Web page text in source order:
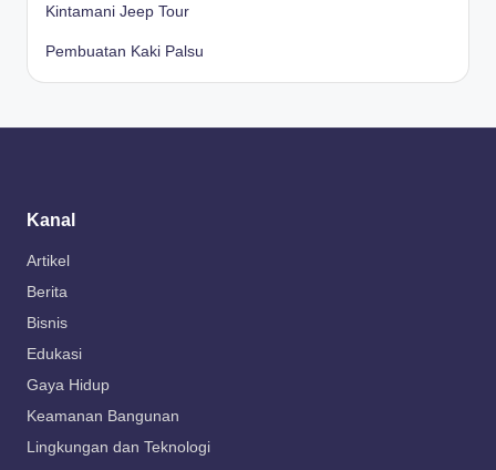
Kintamani Jeep Tour
Pembuatan Kaki Palsu
Kanal
Artikel
Berita
Bisnis
Edukasi
Gaya Hidup
Keamanan Bangunan
Lingkungan dan Teknologi